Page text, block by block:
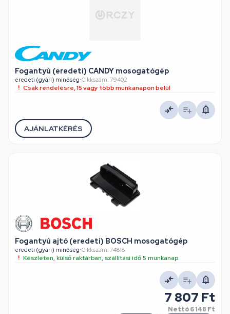
Fogantyú (eredeti) CANDY mosogatógép
eredeti (gyári) minőség•Cikkszám: 79402
Csak rendelésre, 15 vagy több munkanapon belül
AJÁNLATKÉRÉS
Fogantyú ajtó (eredeti) BOSCH mosogatógép
eredeti (gyári) minőség•Cikkszám: 74818
Készleten, külső raktárban, szállítási idő 5 munkanap
7 807 Ft
Nettó6 148 Ft